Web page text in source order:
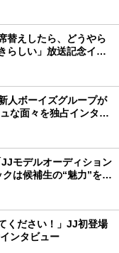
替えしたら、どうやら
らしい」放送記念イン
愛く見えたんです」
人ボーイズグループが
な面々を独占インタビ
モデルオーディション
は候補生の“魅力”を重
ください！」JJ初登場
ンタビュー